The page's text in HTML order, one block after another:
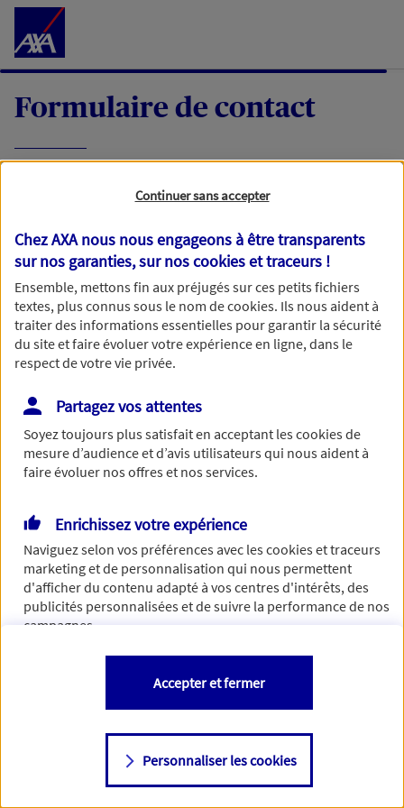
Accéder au Contenu
Formulaire de contact
demande, nous vous répondrons dans les
meilleurs délais par mail ou par téléphone.
Votre message :
Vous disposez de droits sur les informations vous concernant. Pour
plus d’informations,cliquez ici.
Continuer sans accepter
Chez AXA nous nous engageons à être transparents
sur nos garanties, sur noscookies et traceurs !
Ensemble, mettons fin aux préjugés sur ces petits fichiers
textes, plus connus sous le nom decookies. Ils nous aident à
traiter des informations essentielles pour garantir la sécurité
du site et faire évoluer votre expérience en ligne, dans le
respect de votre vie privée.
Partagez vos attentes
Soyez toujours plus satisfait en acceptant lescookiesde
mesure d’audience et d’avis utilisateurs qui nous aident à
faire évoluer nos offres et nos services.
Enrichissez votre expérience
Naviguez selon vos préférences avec lescookies et traceurs
marketing et de personnalisation qui nous permettent
d'afficher du contenu adapté à vos centres d'intérêts, des
publicités personnalisées et de suivre la performance de nos
campagnes.
Vous êtes libre de les accepter, de les refuser comme de
changer d'avis à tout moment en allant sur
Consulter notre politique decookies
Personnaliser les cookies
Accepter et fermer